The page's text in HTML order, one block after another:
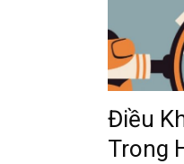
Điều
Trong